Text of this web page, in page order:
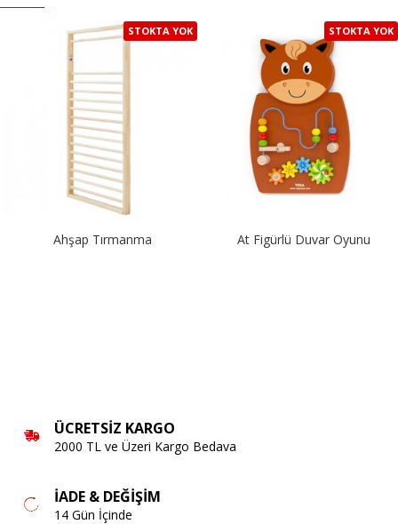
STOKTA YOK
Ahşap Tırmanma
STOKTA YOK
At Figürlü Duvar Oyunu
ÜCRETSIZ KARGO
2000 TL ve Üzeri Kargo Bedava
İADE & DEĞIŞIM
14 Gün İçinde